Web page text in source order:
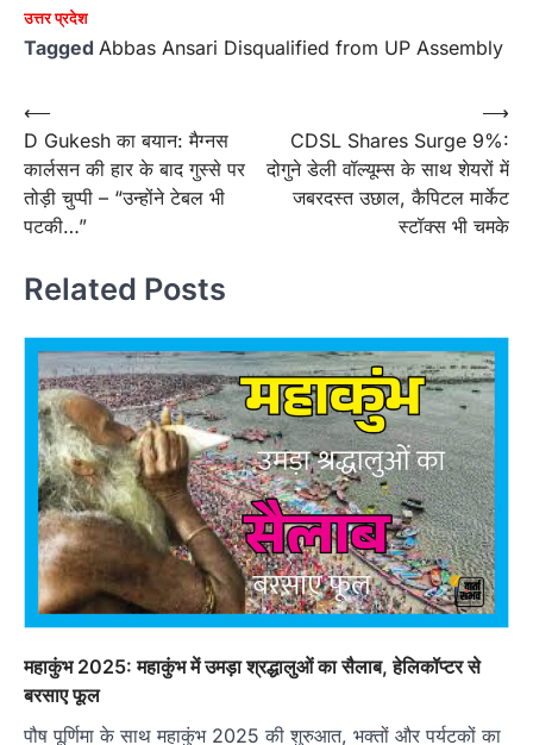
उत्तर प्रदेश
Tagged Abbas Ansari Disqualified from UP Assembly
Post
navigation
⟵
D Gukesh का बयान: मैग्नस
कार्लसन की हार के बाद गुस्से पर
तोड़ी चुप्पी – “उन्होंने टेबल भी
पटकी…”
CDSL Shares Surge 9%:
दोगुने डेली वॉल्यूम्स के साथ शेयरों में
जबरदस्त उछाल, कैपिटल मार्केट
स्टॉक्स भी चमके
⟶
Related Posts
महाकुंभ 2025: महाकुंभ में उमड़ा श्रद्धालुओं का सैलाब, हेलिकॉप्टर से
बरसाए फूल
पौष पूर्णिमा के साथ महाकुंभ 2025 की शुरुआत, भक्तों और पर्यटकों का